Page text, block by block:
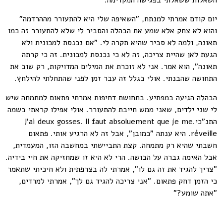
יום קודם אמרתי למנתח, "השאיפה שלי היא להתעורר מההרדמה"
והוא לא צחק אלא שמע את הבהלה והסביר לי שלא להתעורר זה כמו
תאונה, ולמה לא סביר שהיא תקרה לי. "אם נכנסת למכונית ולא
הגעת לאן שהיית צריכה, זה לא כי נכנסת למכונית. זה כי קרתה
תאונה", הוא אמר. אני לא זוכרת את המילים המדויקות, רק שוב את
התחושה שהבנתי. אולי בגלל זה עבר זמן לפני שהתחלתי להילחץ.
הבהלה הגיעה במפתיע. בתחושת דחיפות אמרתי פתאום למתמחה שיש
לי שני ילדים, שאני ממש חייבת להתעורר. אולי אפילו קראתי בשמה
התנ"כי.J’ai deux gosses. Il faut absoluement que je me
réveille. היא ענתה "כמובן", אבל זה לא הרגיע אותי. פתאום
חשבתי שהיא רק מתמחה. קצת התביישתי במחשבה הזו, המעמדית,
אבל האימה גברה על הבושה. הרי לא היא זו שמחזיקה את חיי בידיה.
"צריך להגיד את זה גם לו", אמרתי לה בצרפתית ולא חיכיתי שתאמר
כי הזמן דחק פתאום. "אני צריכה להגיד גם לך", אמרתי למרדים,
"אתה שומע?"